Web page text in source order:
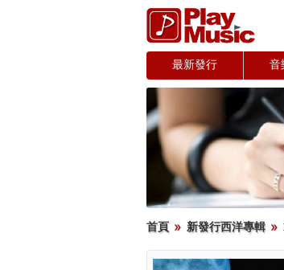
最新發行 音
首頁 新發行西洋專輯